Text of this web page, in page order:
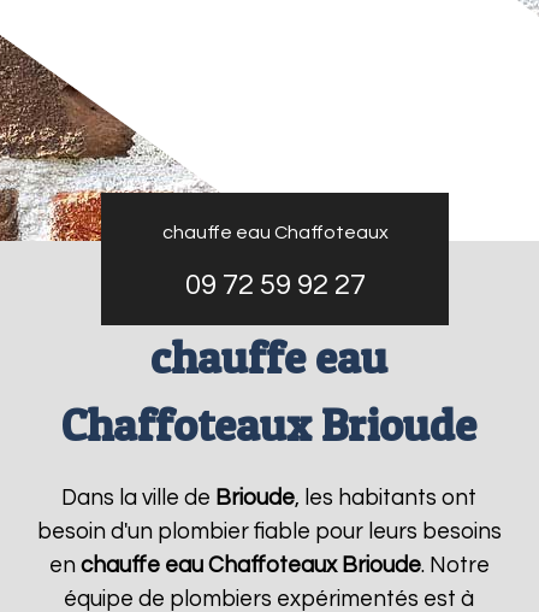
chauffe eau Chaffoteaux
09 72 59 92 27
chauffe eau
Chaffoteaux Brioude
Dans la ville de Brioude, les habitants ont
besoin d'un plombier fiable pour leurs besoins
en chauffe eau Chaffoteaux Brioude. Notre
équipe de plombiers expérimentés est à